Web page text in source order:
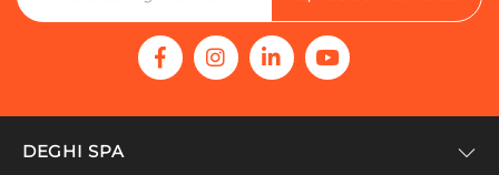
DEGHI SPA